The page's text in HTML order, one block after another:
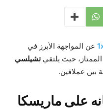
عن المواجهة الأبرز في
الممتاز، حيث يلتقيتشيلسي
بين عملاقين.
على ماريسكا